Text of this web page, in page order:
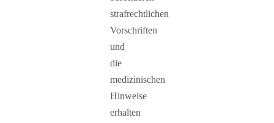
strafrechtlichen
Vorschriften
und
die
medizinischen
Hinweise
erhalten